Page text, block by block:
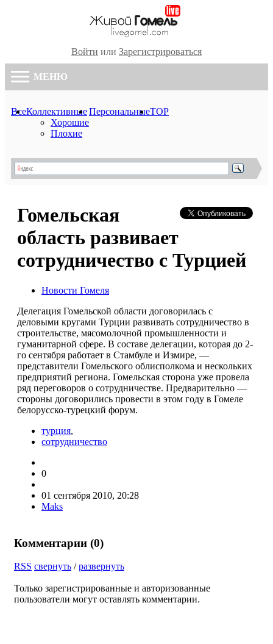
Войти или Зарегистрироваться
МЕНЮ
ВсеКоллективные
Хорошие
Плохие
ПерсональныеTOP
Гомельская
область развивает
сотрудничество с Турцией
Новости Гомеля
Делегация Гомельской области договорилась с
деловыми кругами Турции развивать сотрудничество в
строительстве, мясомолочной промышленности и
гуманитарной сфере. В составе делегации, которая до 2-
го сентября работает в Стамбуле и Измире, —
представители Гомельского облисполкома и нескольких
предприятий региона. Гомельская сторона уже провела
ряд переговоров о сотрудничестве. Предварительно —
стороны договорились провести в этом году в Гомеле
белорусско-турецкий форум.
турция,
сотрудничество
0
01 сентября 2010, 20:28
Maks
Комментарии (0)
RSS свернуть /развернуть
Только зарегистрированные и авторизованные
пользователи могут оставлять комментарии.